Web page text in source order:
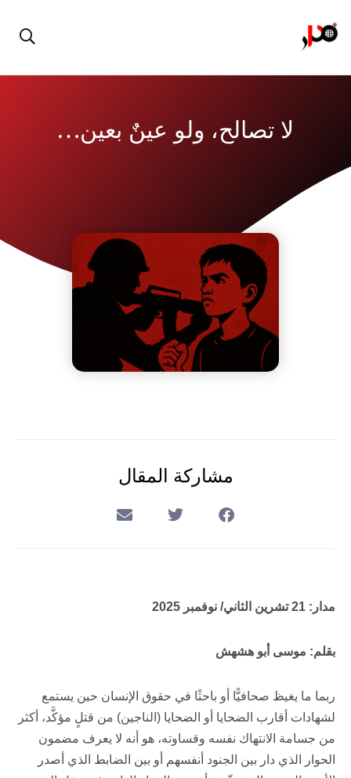
لا تصالح، ولو عينٌ بعين…
مشاركة المقال
مدار: 21 تشرين الثاني/ نوفمبر 2025
بقلم: موسى أبو هشهش
ربما ما يغيظ صحافيًّا أو باحثًا في حقوق الإنسان حين يستمع
لشهادات أقارب الضحايا أو الضحايا (الناجين) من قتلٍ مؤكَّد، أكثر
من جسامة الانتهاك نفسه وقساوته، هو أنه لا يعرف مضمون
الحوار الذي دار بين الجنود أنفسهم أو بين الضابط الذي أصدر